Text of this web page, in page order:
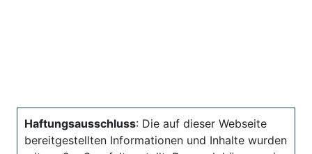
Haftungsausschluss: Die auf dieser Webseite
bereitgestellten Informationen und Inhalte wurden